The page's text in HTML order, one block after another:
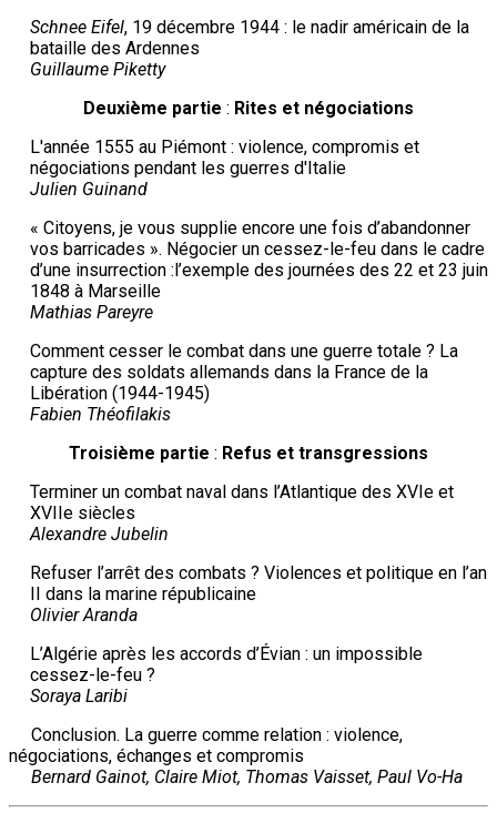
Schnee Eifel, 19 décembre 1944 : le nadir américain de la
bataille des Ardennes
Guillaume Piketty
Deuxième partie : Rites et négociations
L'année 1555 au Piémont : violence, compromis et
négociations pendant les guerres d'Italie
Julien Guinand
« Citoyens, je vous supplie encore une fois d’abandonner
vos barricades ». Négocier un cessez-le-feu dans le cadre
d’une insurrection :l’exemple des journées des 22 et 23 juin
1848 à Marseille
Mathias Pareyre
Comment cesser le combat dans une guerre totale ? La
capture des soldats allemands dans la France de la
Libération (1944-1945)
Fabien Théofilakis
Troisième partie : Refus et transgressions
Terminer un combat naval dans l’Atlantique des XVIe et
XVIIe siècles
Alexandre Jubelin
Refuser l’arrêt des combats ? Violences et politique en l’an
II dans la marine républicaine
Olivier Aranda
L’Algérie après les accords d’Évian : un impossible
cessez-le-feu ?
Soraya Laribi
Conclusion. La guerre comme relation : violence,
négociations, échanges et compromis
Bernard Gainot, Claire Miot, Thomas Vaisset, Paul Vo-Ha